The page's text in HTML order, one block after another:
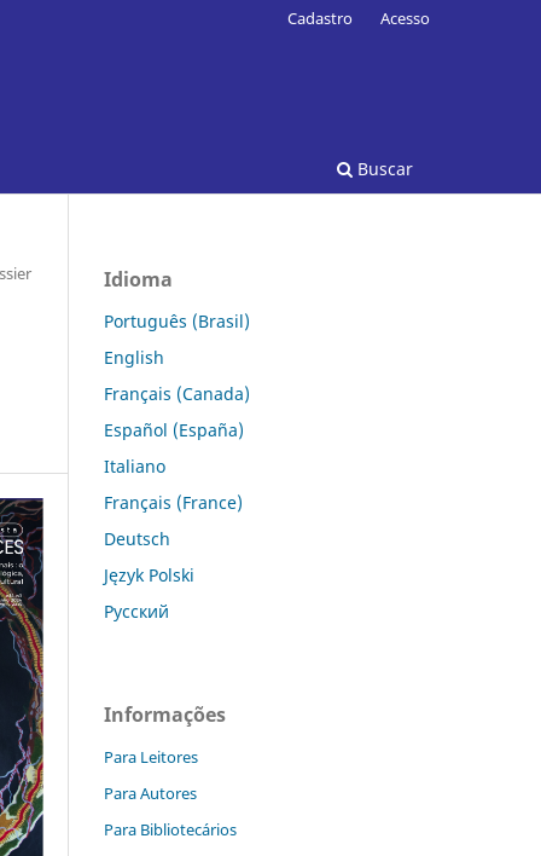
Buscar
Cadastro Acesso
Idioma
Português (Brasil)
English
Français (Canada)
Español (España)
Italiano
Français (France)
Deutsch
Język Polski
Русский
Informações
Para Leitores
Para Autores
Para Bibliotecários